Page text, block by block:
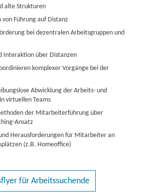
alte Strukturen
Führung auf Distanz
bei dezentralen Arbeitsgruppen und
Interaktion über Distanzen
komplexer Vorgänge bei der
Abwicklung der Arbeits- und
virtuellen Teams
der Mitarbeiterführung über
Ansatz
Herausforderungen für Mitarbeiter an
(z.B. Homeoffice)
für Arbeitssuchende